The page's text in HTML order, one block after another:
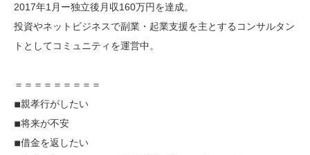
2017年1月ー独立後月収160万円を達成。
投資やネットビジネスで副業・起業支援を主とするコンサルタン
トとしてコミュニティを運営中。
＝＝＝＝＝＝＝＝＝
◾︎親孝行がしたい
◾︎将来が不安
◾︎借金を返したい